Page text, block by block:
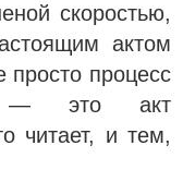
скоростью,
актом
процесс
— это акт
читает, и тем,